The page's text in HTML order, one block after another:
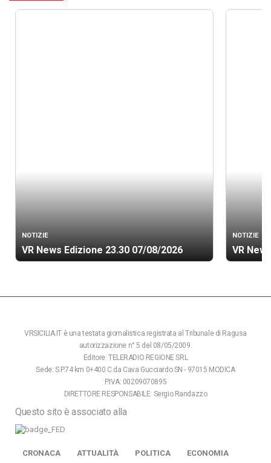
NOTIZIE
VR News Edizione 23.30 07/08/2026
NOTIZIE
VR
VRSICILIA.IT è una testata giornalistica registrata al Tribunale di Ragusa
autorizzazione n° 5 del 08/05/2009.
Editore: TELERADIO REGIONE SRL
Sede: S.P.74 km 0+400 C.da Cava Gucciardo SN - 97015 MODICA
P.IVA: 00209070895
DIRETTORE RESPONSABILE: Sergio Randazzo
Questo sito è associato alla
CRONACA ATTUALITÀ POLITICA ECONOMIA